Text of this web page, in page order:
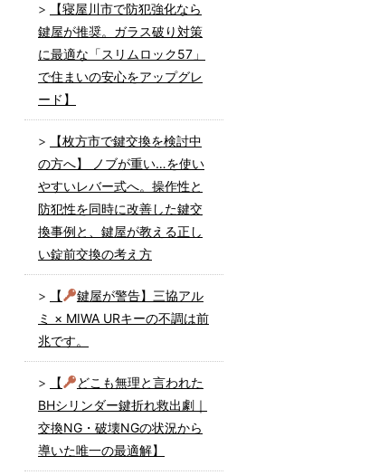
【寝屋川市で防犯強化なら
鍵屋が推奨。ガラス破り対策
に最適な「スリムロック57」
で住まいの安心をアップグレ
ード】
【枚方市で鍵交換を検討中
の方へ】 ノブが重い…を使い
やすいレバー式へ。操作性と
防犯性を同時に改善した鍵交
換事例と、鍵屋が教える正し
い錠前交換の考え方
【
鍵屋が警告】三協アル
ミ × MIWA URキーの不調は前
兆です。
【
どこも無理と言われた
BHシリンダー鍵折れ救出劇｜
交換NG・破壊NGの状況から
導いた唯一の最適解】